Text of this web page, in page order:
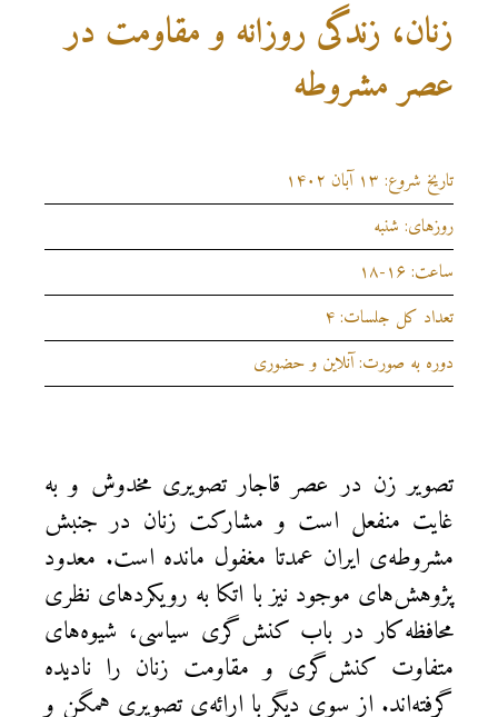
زنان، زندگی روزانه و مقاومت در
عصر مشروطه
تاریخ شروع: ۱۳ آبان ۱۴۰۲
روزهای: شنبه
ساعت: ۱۶-۱۸
تعداد کل جلسات: ۴
دوره به صورت: آنلاین و حضوری
تصویر زن در عصر قاجار تصویری مخدوش و به
غایت منفعل است و مشارکت زنان در جنبش
مشروطه‌ی ایران عمدتا مغفول مانده است. معدود
پژوهش‌های موجود نیز با اتکا به رویکردهای نظری
محافظه‌کار در باب کنش‌گری سیاسی، شیوه‌های
متفاوت کنش‌گری و مقاومت زنان را نادیده
گرفته‌اند. از سوی دیگر با ارائه‌ی تصویری همگن و